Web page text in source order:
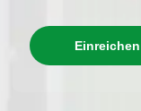
Einreichen